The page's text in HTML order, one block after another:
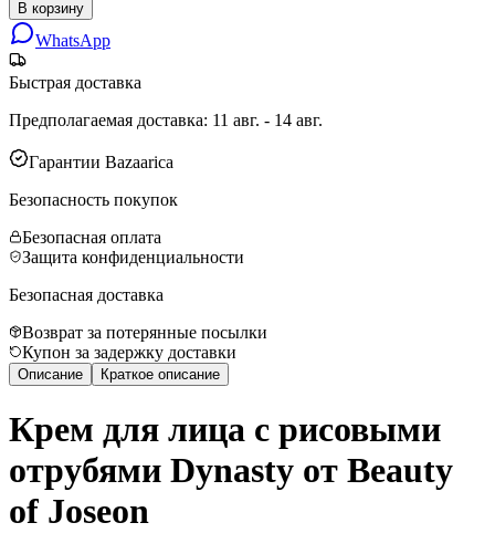
В корзину
WhatsApp
Быстрая доставка
Предполагаемая доставка: 11 авг. - 14 авг.
Гарантии Bazaarica
Безопасность покупок
Безопасная оплата
Защита конфиденциальности
Безопасная доставка
Возврат за потерянные посылки
Купон за задержку доставки
Описание Краткое описание
Крем для лица с рисовыми
отрубями Dynasty от Beauty
of Joseon